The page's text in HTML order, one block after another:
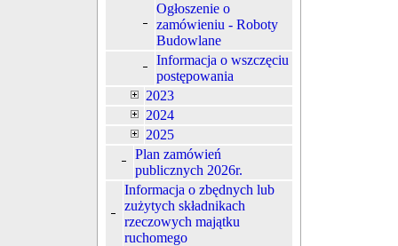
Ogłoszenie o
zamówieniu - Roboty
Budowlane
Informacja o wszczęciu
postępowania
2023
2024
2025
Plan zamówień
publicznych 2026r.
Informacja o zbędnych lub
zużytych składnikach
rzeczowych majątku
ruchomego